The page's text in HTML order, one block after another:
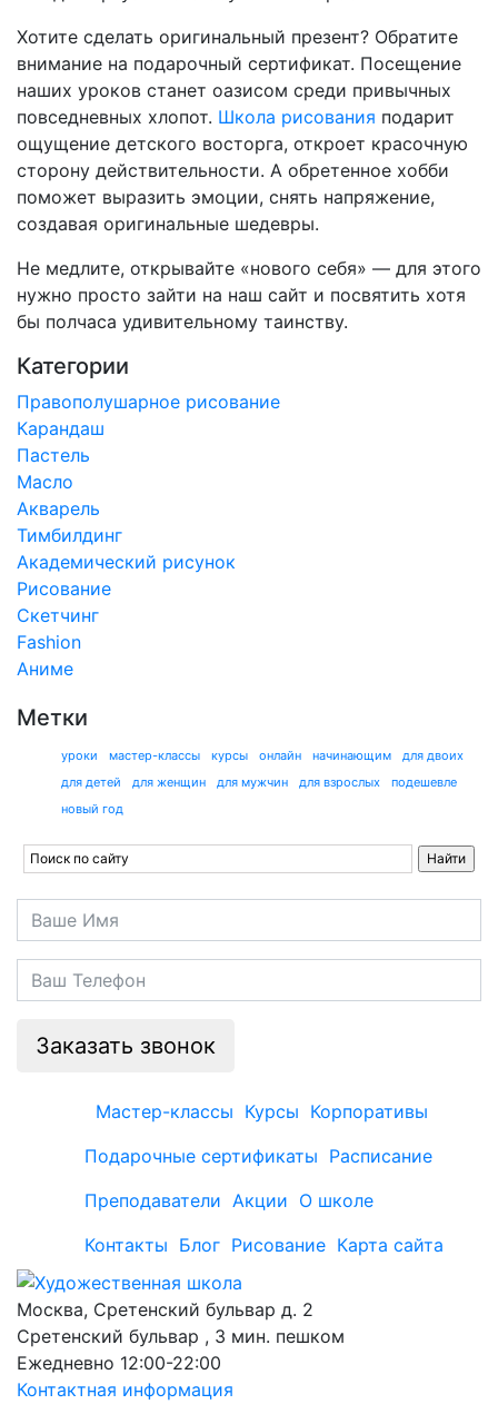
Хотите сделать оригинальный презент? Обратите
внимание на подарочный сертификат. Посещение
наших уроков станет оазисом среди привычных
повседневных хлопот. Школа рисования подарит
ощущение детского восторга, откроет красочную
сторону действительности. А обретенное хобби
поможет выразить эмоции, снять напряжение,
создавая оригинальные шедевры.
Не медлите, открывайте «нового себя» — для этого
нужно просто зайти на наш сайт и посвятить хотя
бы полчаса удивительному таинству.
Категории
Правополушарное рисование
Карандаш
Пастель
Масло
Акварель
Тимбилдинг
Академический рисунок
Рисование
Скетчинг
Fashion
Аниме
Метки
уроки мастер-классы курсы онлайн начинающим
для двоих
для детей
для женщин для мужчин для взрослых
подешевле
новый год
Заказать звонок
Мастер-классы Курсы Корпоративы
Подарочные сертификаты Расписание
Преподаватели Акции О школе
Контакты Блог Рисование Карта сайта
Москва, Сретенский бульвар д. 2
Сретенский бульвар , 3 мин. пешком
Ежедневно 12:00-22:00
Контактная информация